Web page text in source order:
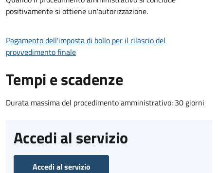
positivamente si ottiene un'autorizzazione.
Pagamento dell'imposta di bollo per il rilascio del
provvedimento finale
Tempi e scadenze
Durata massima del procedimento amministrativo: 30 giorni
Accedi al servizio
Accedi al servizio